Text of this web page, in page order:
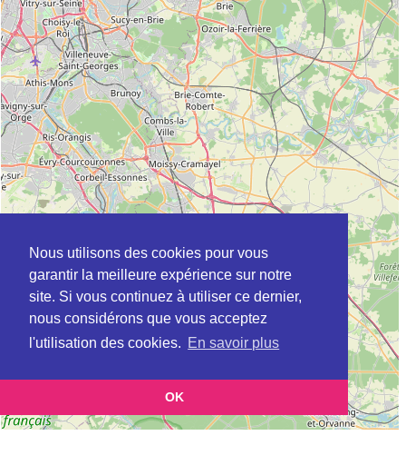
Nous utilisons des cookies pour vous
garantir la meilleure expérience sur notre
site. Si vous continuez à utiliser ce dernier,
nous considérons que vous acceptez
l'utilisation des cookies. En savoir plus
OK